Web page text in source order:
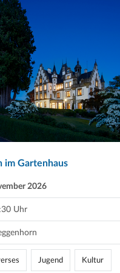
im Gartenhaus
2026
Uhr
Jugend Kultur